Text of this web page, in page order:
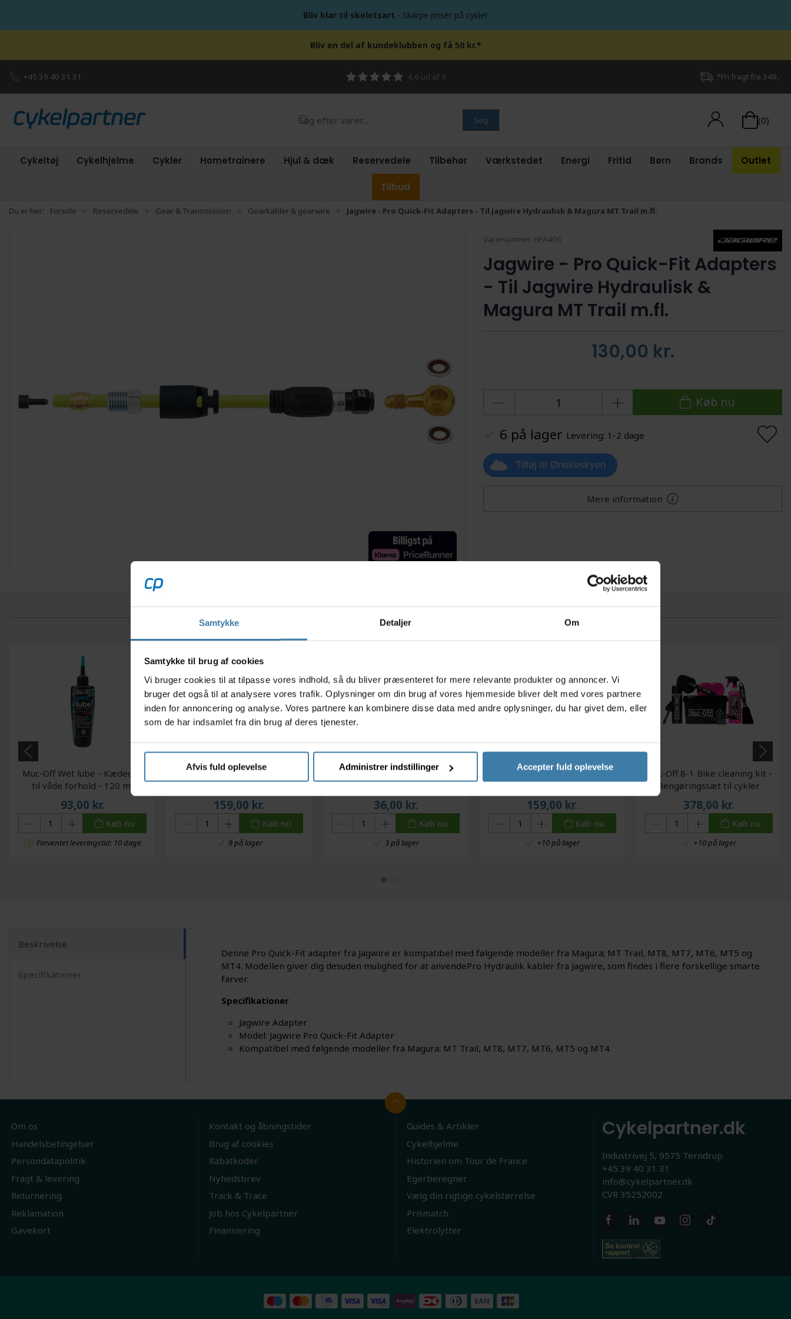
Samtykke Detaljer Om
Samtykke til brug af cookies
Vi bruger cookies til at tilpasse vores indhold, så du bliver præsenteret for mere relevante produkter og annoncer. Vi
bruger det også til at analysere vores trafik. Oplysninger om din brug af vores hjemmeside bliver delt med vores partnere
inden for annoncering og analyse. Vores partnere kan kombinere disse data med andre oplysninger, du har givet dem, eller
som de har indsamlet fra din brug af deres tjenester.
Afvis fuld oplevelse Administrer indstillinger Accepter fuld oplevelse
Bliv klar til skoletsart - Skarpe priser på cykler
Bliv en del af kundeklubben og få 50 kr.*
+45 39 40 31 31 4,6 ud af 5 *Fri fragt fra 349,-
Søg (0)
Cykeltøj Cykelhjelme Cykler Hometrainere Hjul & dæk Reservedele Tilbehør Værkstedet Energi Fritid Børn Brands Outlet
Tilbud
Du er her: Forside Reservedele Gear & Transmission Gearkabler & gearwire Jagwire - Pro Quick-Fit Adapters - Til Jagwire Hydraulisk & Magura MT Trail m.fl.
Varenummer: HFA406
Jagwire - Pro Quick-Fit Adapters
- Til Jagwire Hydraulisk &
Magura MT Trail m.fl.
130,00 kr.
Køb nu
6 på lager Levering: 1-2 dage
Tilføj til Ønskeskyen
Mere information
Relaterede varer
Muc-Off Wet lube - Kædeolie
til våde forhold - 120 ml
93,00 kr.
Køb nu
Forventet leveringstid: 10 dage
Olie Finish Line Value Pack
Premium 3 x120ml
159,00 kr.
Køb nu
9 på lager
Muc-Off Antibacterial
Sanitising Hand Gel -
Håndsprit - 120 ml
36,00 kr.
Køb nu
3 på lager
Rensebørstesæt Finish Line
Easy Pro til cykelrengøring
159,00 kr.
Køb nu
+10 på lager
Muc-Off 8-1 Bike cleaning kit -
Rengøringssæt til cykler
378,00 kr.
Køb nu
+10 på lager
Beskrivelse
Specifikationer
Denne Pro Quick-Fit adapter fra Jagwire er kompatibel med følgende modeller fra Magura; MT Trail, MT8, MT7, MT6, MT5 og
MT4. Modellen giver dig desuden mulighed for at anvendePro Hydraulik kabler fra Jagwire, som findes i flere forskellige smarte
farver.
Specifikationer
Jagwire Adapter
Model: Jagwire Pro Quick-Fit Adapter
Kompatibel med følgende modeller fra Magura: MT Trail, MT8, MT7, MT6, MT5 og MT4
Om os
Handelsbetingelser
Persondatapolitik
Fragt & levering
Returnering
Reklamation
Gavekort
Kontakt og åbningstider
Brug af cookies
Rabatkoder
Nyhedsbrev
Track & Trace
Job hos Cykelpartner
Finansiering
Guides & Artikler
Cykelhjelme
Historien om Tour de France
Egerberegner
Vælg din rigtige cykelstørrelse
Prismatch
Elektrolytter
Cykelpartner.dk
Industrivej 5, 9575 Terndrup
+45 39 40 31 31
info@cykelpartner.dk
CVR 35252002